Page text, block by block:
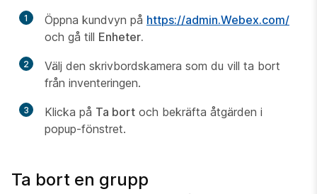
1 Öppna kundvyn på https://admin.Webex.com/
och gå till Enheter.
2
Välj den skrivbordskamera som du vill ta bort
från inventeringen.
3 Klicka på Ta bort och bekräfta åtgärden i
popup-fönstret.
Ta bort en grupp